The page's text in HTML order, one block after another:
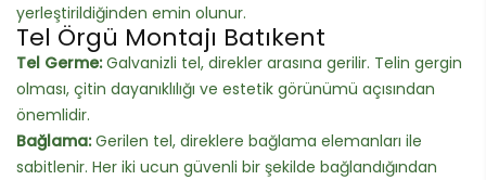
yerleştirildiğinden emin olunur.
Tel Örgü Montajı Batıkent
Tel Germe:Galvanizli tel, direkler arasına gerilir. Telin gergin
olması, çitin dayanıklılığı ve estetik görünümü açısından
önemlidir.
Bağlama:Gerilen tel, direklere bağlama elemanları ile
sabitlenir. Her iki ucun güvenli bir şekilde bağlandığından